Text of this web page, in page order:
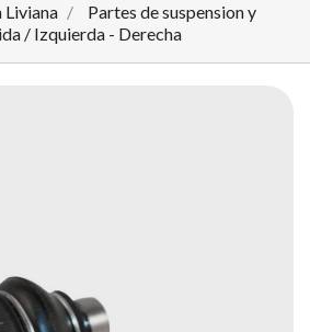
Liviana
Partes de suspension y
/ Izquierda - Derecha